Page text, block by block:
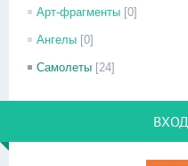
Арт-фрагменты [0]
Ангелы [0]
Самолеты [24]